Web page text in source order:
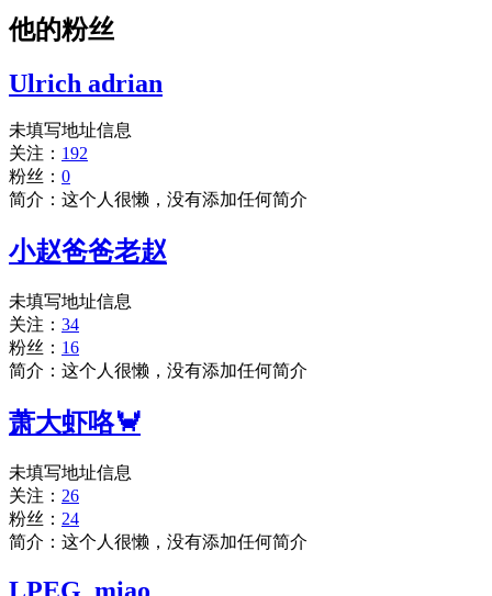
他的粉丝
Ulrich adrian
未填写地址信息
关注： 192
粉丝： 0
简介：这个人很懒，没有添加任何简介
小赵爸爸老赵
未填写地址信息
关注： 34
粉丝： 16
简介：这个人很懒，没有添加任何简介
萧大虾咯🦀
未填写地址信息
关注： 26
粉丝： 24
简介：这个人很懒，没有添加任何简介